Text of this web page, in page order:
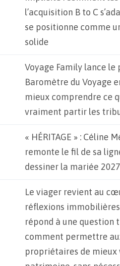
l’acquisition B to C
se positionne comme
solide
Voyage Family lance le
Baromètre du Voyage
mieux comprendre ce
vraiment partir les
« HÉRITAGE » : Céline
remonte le fil de sa
dessiner la mariée 2027
Le viager revient au
réflexions immobilières
répond à une question
comment permettre
propriétaires de mieux